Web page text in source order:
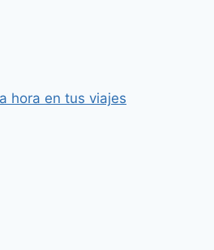
hora en tus viajes